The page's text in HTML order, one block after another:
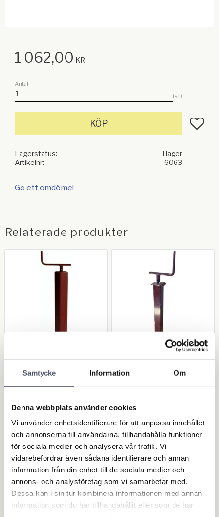
Samtycke Information Om
Denna webbplats använder cookies
Vi använder enhetsidentifierare för att anpassa innehållet
och annonserna till användarna, tillhandahålla funktioner
för sociala medier och analysera vår trafik. Vi
vidarebefordrar även sådana identifierare och annan
information från din enhet till de sociala medier och
annons- och analysföretag som vi samarbetar med.
Dessa kan i sin tur kombinera informationen med annan
information som du har tillhandahållit eller som de har
1 062,00 KR
Antal
st
KÖP Lägg
Lagerstatus
I lager
Artikelnr
6063
Ge ett omdöme!
Relaterade produkter
Stödben 500 kg
Kapacitet: 500 kg. Sektionens
40mm. Bottenplattans
Lägg till i favoriter
KÖP
Stödben 1.200kg
Kapacitet: 1.200kg Sektions
Sektions innerdiameter:
640-970mm. Påsvetsas
KÖP